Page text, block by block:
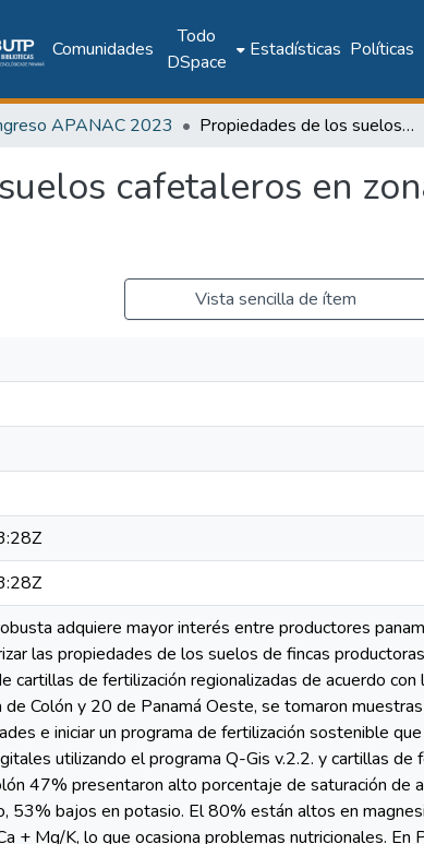
Comunidades
Todo
DSpace
Estadísticas Políticas
APANAC 2023 Propiedades de los suelos cafetaleros en zonas productivas de Colon y Panamá Oeste
cafetaleros en
Vista sencilla de ítem
adquiere mayor interés entre productores
las propiedades de los suelos de fincas
cartillas de fertilización regionalizadas de acuerdo
de Colón y 20 de Panamá Oeste, se tomaron
e iniciar un programa de fertilización sostenible
utilizando el programa Q-Gis v.2.2. y cartillas de
47% presentaron alto porcentaje de saturación de
53% bajos en potasio. El 80% están altos en
+ Mg/K, lo que ocasiona problemas nutricionales.